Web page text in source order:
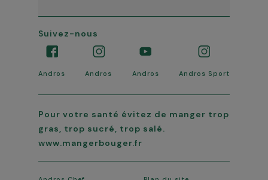
Suivez-nous
Andros Andros Andros Andros Sport
Pour votre santé évitez de manger trop
gras, trop sucré, trop salé.
www.mangerbouger.fr